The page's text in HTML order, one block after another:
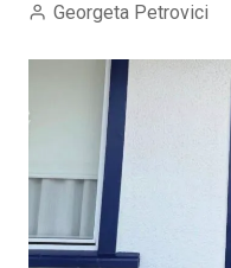
Georgeta Petrovici